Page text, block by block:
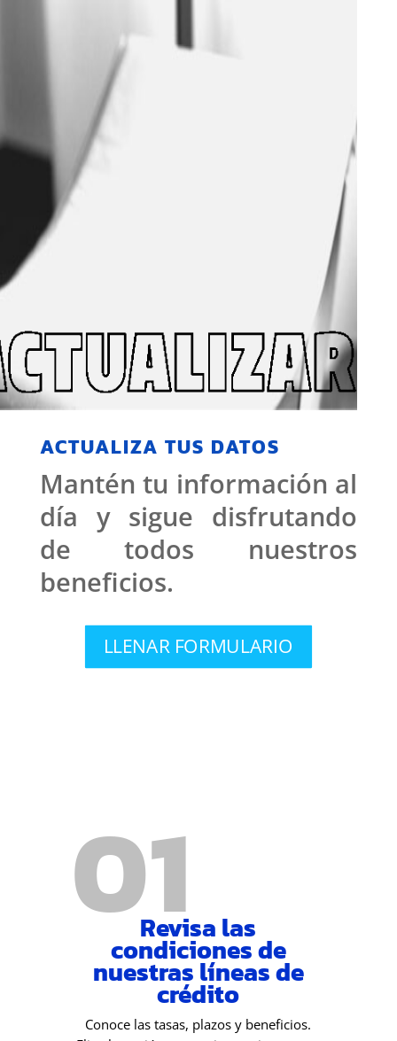
ACTUALIZA TUS DATOS
Mantén tu información al
día y sigue disfrutando
de todos nuestros
beneficios.
LLENAR FORMULARIO
01Revisa las
condiciones de
nuestras líneas de
crédito
Conoce las tasas, plazos y beneficios.